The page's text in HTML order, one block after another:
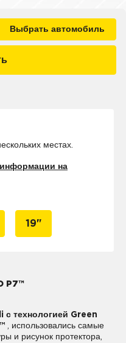
Выбрать автомобиль
местах.
на
19"
P7™
технологией Green
, использовались самые
и рисунок протектора,